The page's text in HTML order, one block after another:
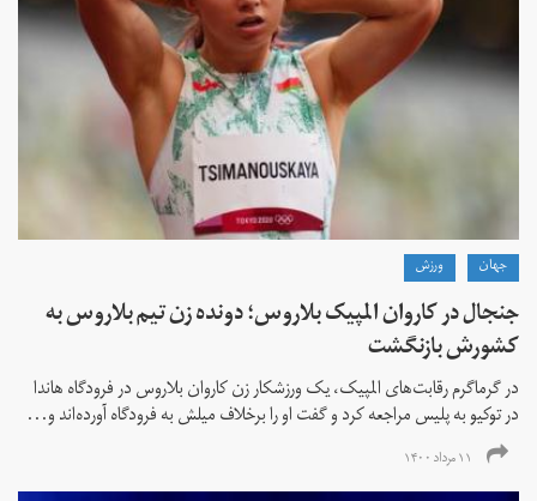
جهان ورزش
جنجال در کاروان المپیک بلاروس؛ دونده زن تیم بلاروس به
کشورش بازنگشت
در گرماگرم رقابت‌های المپیک، یک ورزشکار زن کاروان بلاروس در فرودگاه هاندا
در توکیو به پلیس مراجعه کرد و گفت او را برخلاف میلش به فرودگاه آورده‌اند و...
۱۱ مرداد ۱۴۰۰